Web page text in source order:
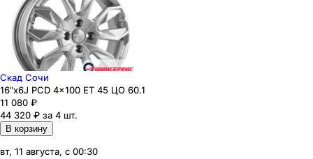
Скад Сочи
16"x6J PCD 4x100 ЕТ 45 ЦО 60.1
11 080 ₽
44 320 ₽ за 4 шт.
В корзину
вт, 11 августа, с 00:30